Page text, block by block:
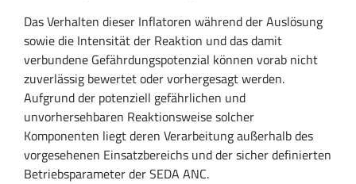
Das Verhalten dieser Inflatoren während der Auslösung
sowie die Intensität der Reaktion und das damit
verbundene Gefährdungspotenzial können vorab nicht
zuverlässig bewertet oder vorhergesagt werden.
Aufgrund der potenziell gefährlichen und
unvorhersehbaren Reaktionsweise solcher
Komponenten liegt deren Verarbeitung außerhalb des
vorgesehenen Einsatzbereichs und der sicher definierten
Betriebsparameter der SEDA ANC.